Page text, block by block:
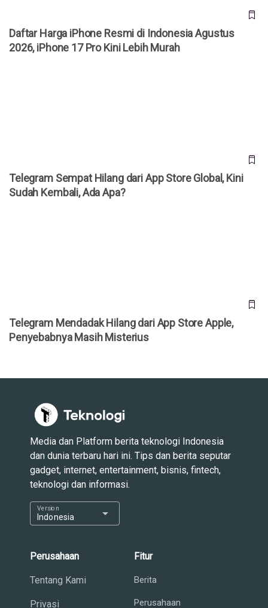
Daftar Harga iPhone Resmi di Indonesia Agustus
2026, iPhone 17 Pro Kini Lebih Murah
Telegram Sempat Hilang dari App Store Global, Kini
Sudah Kembali, Ada Apa?
Telegram Mendadak Hilang dari App Store Apple,
Penyebabnya Masih Misterius
Media dan Platform berita teknologi Indonesia
dan dunia terbaru hari ini. Tips dan berita seputar
gadget, internet, entertainment, bisnis, fintech,
teknologi dan informasi.
Indonesia
Version arrow_drop_down
Perusahaan
Tentang Kami
Privasi
Fitur
Berita
Perusahaan